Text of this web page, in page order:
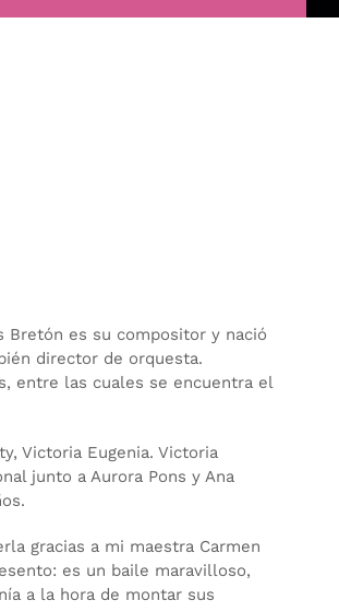
Bretón es su compositor y nació
director de orquesta.
entre las cuales se encuentra el
Victoria Eugenia. Victoria
junto a Aurora Pons y Ana
gracias a mi maestra Carmen
es un baile maravilloso,
a la hora de montar sus